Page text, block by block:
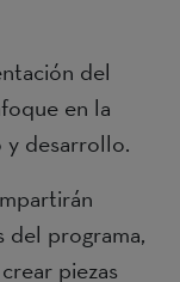
del
en la
y desarrollo.
del programa,
piezas